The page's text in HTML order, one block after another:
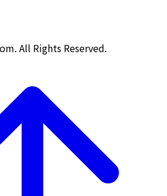
All Rights Reserved.